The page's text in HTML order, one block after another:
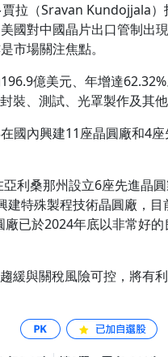
拉（Sravan Kundojjala）
國對中國晶片出口管制出
市場關注焦點。
億美元、年增達
裝、測試、光罩製作及其他
國內興建11座晶圓廠和4
利桑那州設立6座先進晶
特殊製程技術晶圓廠，
已於2024年底以非常好
緩與關稅風險可控，將有